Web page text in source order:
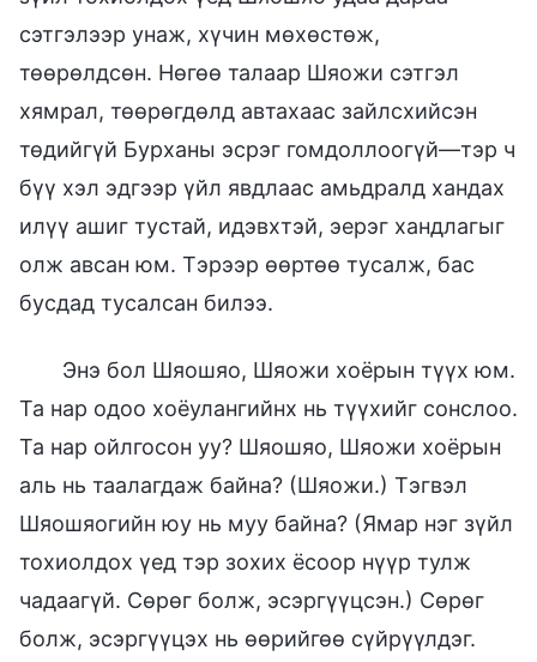
сэтгэлээр унаж, хүчин мөхөстөж,
төөрөлдсөн. Нөгөө талаар Шяожи сэтгэл
хямрал, төөрөгдөлд автахаас зайлсхийсэн
төдийгүй Бурханы эсрэг гомдоллоогүй—тэр ч
бүү хэл эдгээр үйл явдлаас амьдралд хандах
илүү ашиг тустай, идэвхтэй, эерэг хандлагыг
олж авсан юм. Тэрээр өөртөө тусалж, бас
бусдад тусалсан билээ.
Энэ бол Шяошяо, Шяожи хоёрын түүх юм.
Та нар одоо хоёулангийнх нь түүхийг сонслоо.
Та нар ойлгосон уу? Шяошяо, Шяожи хоёрын
аль нь таалагдаж байна? (Шяожи.) Тэгвэл
Шяошяогийн юу нь муу байна? (Ямар нэг зүйл
тохиолдох үед тэр зохих ёсоор нүүр тулж
чадаагүй. Сөрөг болж, эсэргүүцсэн.) Сөрөг
болж, эсэргүүцэх нь өөрийгөө сүйрүүлдэг.